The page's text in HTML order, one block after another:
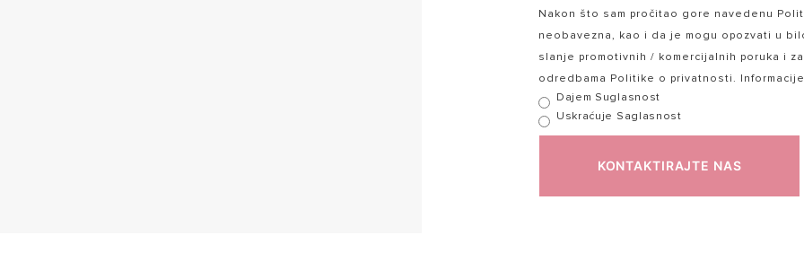
Nakon što sam pročitao gore navedenu
neobavezna, kao i da je mogu opozvati u
slanje promotivnih / komercijalnih poruka i
odredbama Politike o privatnosti.
Dajem Suglasnost
Uskraćuje Saglasnost
KONTAKTIRAJTE NAS